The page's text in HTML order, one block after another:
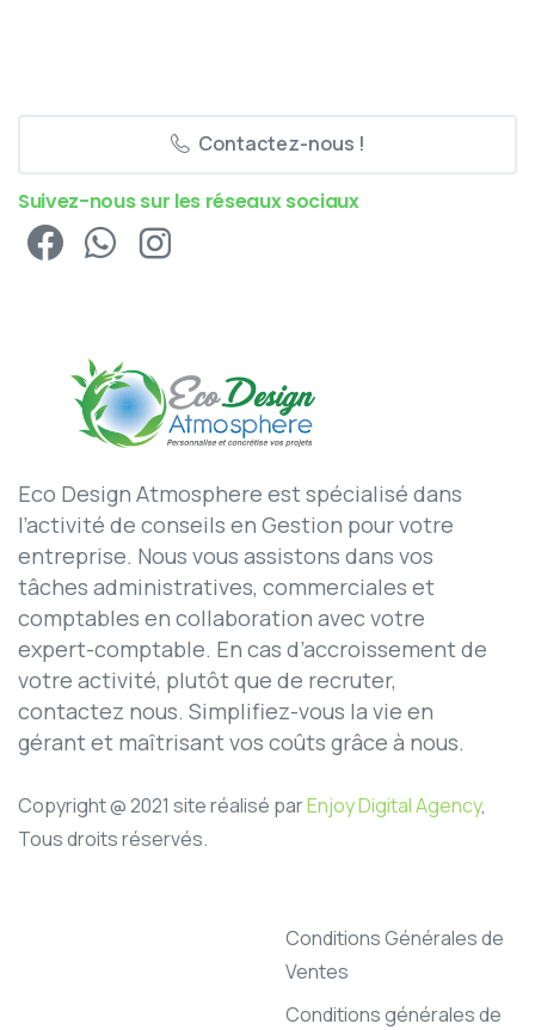
Contactez-nous !
Suivez-nous sur les réseaux sociaux
Eco Design Atmosphere est spécialisé dans
l’activité de conseils en Gestion pour votre
entreprise. Nous vous assistons dans vos
tâches administratives, commerciales et
comptables en collaboration avec votre
expert-comptable. En cas d’accroissement de
votre activité, plutôt que de recruter,
contactez nous. Simplifiez-vous la vie en
gérant et maîtrisant vos coûts grâce à nous.
Copyright @ 2021 site réalisé parEnjoy Digital Agency,
Tous droits réservés.
Conditions Générales de
Ventes
Conditions générales de